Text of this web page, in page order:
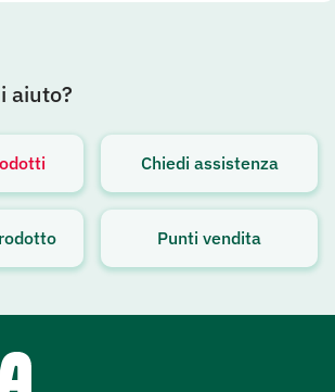
aiuto?
Chiedi assistenza
Punti vendita